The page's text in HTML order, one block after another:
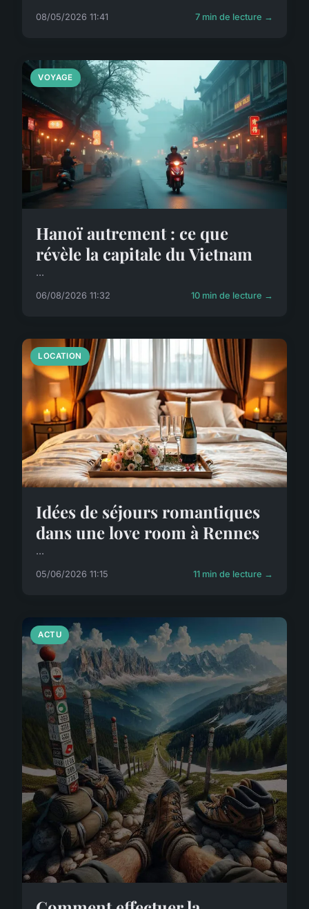
08/05/2026 11:41 7 min de lecture →
VOYAGE
Hanoï autrement : ce que
révèle la capitale du Vietnam
...
06/08/2026 11:32 10 min de lecture →
LOCATION
Idées de séjours romantiques
dans une love room à Rennes
...
05/06/2026 11:15 11 min de lecture →
ACTU